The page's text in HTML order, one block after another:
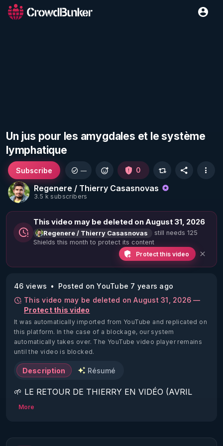
Un jus pour les amygdales et le système
lymphatique
Regenere / Thierry Casasnovas
3.5 k subscribers
Subscribe — 0
This video may be deleted on August 31, 2026
Regenere / Thierry Casasnovas
still needs 125
Shields this month to protect its content
Protect this video
46 views
Posted on YouTube 7 years ago
This video may be deleted on August 31, 2026 —
Protect this video
It was automatically imported from YouTube and replicated on
this platform. In the case of a blockage, our system
automatically takes over. The YouTube video player remains
until the video is blocked.
Description Résumé
🌱 LE RETOUR DE THIERRY EN VIDÉO (AVRIL
2022)!
https://www.rgnr.fr/presentation.html
More